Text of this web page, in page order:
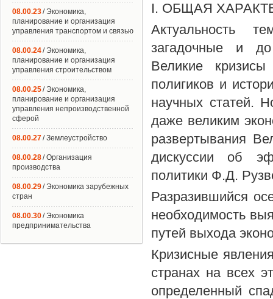
I. ОБЩАЯ
Актуальность
загадочные и
Великие кризисы
полигиков и
научных статей.
даже великим
развертывания
дискуссии об
политики Ф.Д.
Разразившийся
необходимость
путей выхода
Кризисные
странах на всех
определенный
08.00.23/ Экономика,
планирование и организация
управления транспортом и связью
08.00.24/ Экономика,
планирование и организация
управления строительством
08.00.25/ Экономика,
планирование и организация
управления непроизводственной
сферой
08.00.27/ Землеустройство
08.00.28/ Организация
производства
08.00.29/ Экономика зарубежных
стран
08.00.30/ Экономика
предпринимательства